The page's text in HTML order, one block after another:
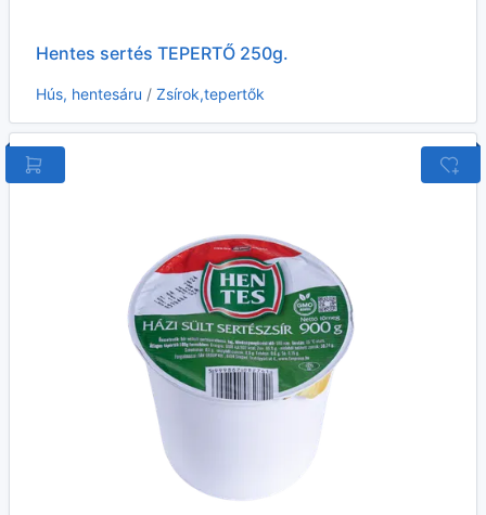
Hentes sertés TEPERTŐ 250g.
Hús, hentesáru / Zsírok,tepertők